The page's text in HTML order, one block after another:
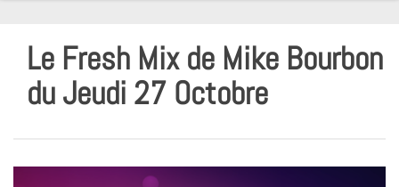
Le Fresh Mix de Mike Bourbon
du Jeudi 27 Octobre